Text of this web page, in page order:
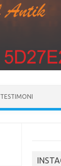
TESTIMONI